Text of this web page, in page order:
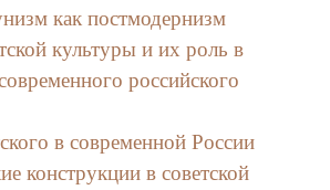
как постмодернизм
культуры и их роль в
российского
в современной России
конструкции в советской